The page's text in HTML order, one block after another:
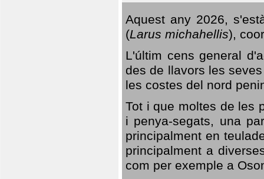
Aquest any 2026,
(Larus michahellis),
L'últim cens general
des de llavors les
les costes del nord
Tot i que moltes de les
i penya-segats, una
principalment en
principalment a
com per exemple a